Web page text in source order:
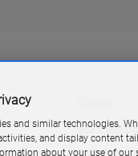
Biuro
Blog Play
and similar technologies.
and display content
about your use of